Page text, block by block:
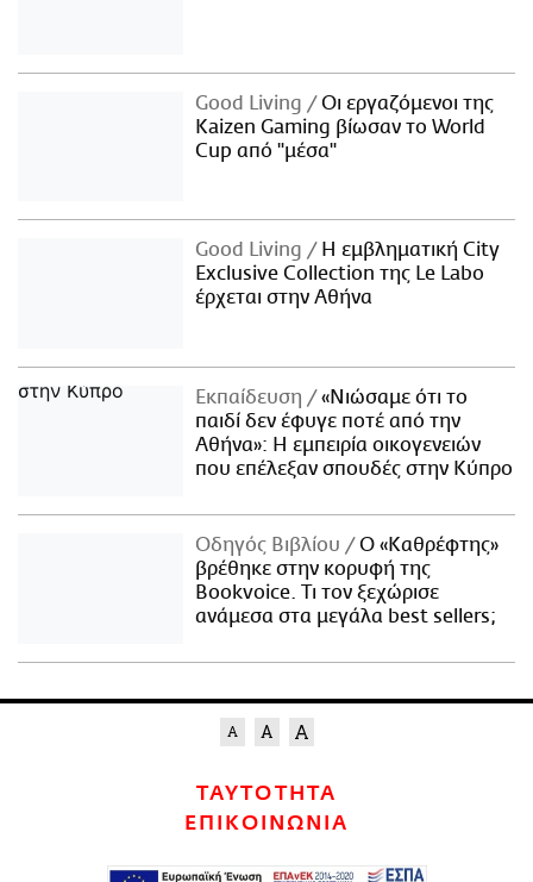
Good Living
Οι εργαζόμενοι της
Kaizen Gaming βίωσαν το World
Cup από "μέσα"
Good Living
Η εμβληματική City
Exclusive Collection της Le Labo
έρχεται στην Αθήνα
Εκπαίδευση
«Νιώσαμε ότι το
παιδί δεν έφυγε ποτέ από την
Αθήνα»: Η εμπειρία οικογενειών
που επέλεξαν σπουδές στην Κύπρο
Οδηγός Βιβλίου
Ο «Καθρέφτης»
βρέθηκε στην κορυφή της
Bookvoice. Τι τον ξεχώρισε
ανάμεσα στα μεγάλα best sellers;
ΤΑΥΤΟΤΗΤΑ
ΕΠΙΚΟΙΝΩΝΙΑ